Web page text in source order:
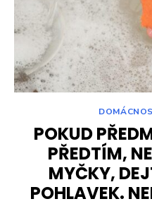
POKUD
PŘEDTÍM,
MYČKY,
POHLAVEK.